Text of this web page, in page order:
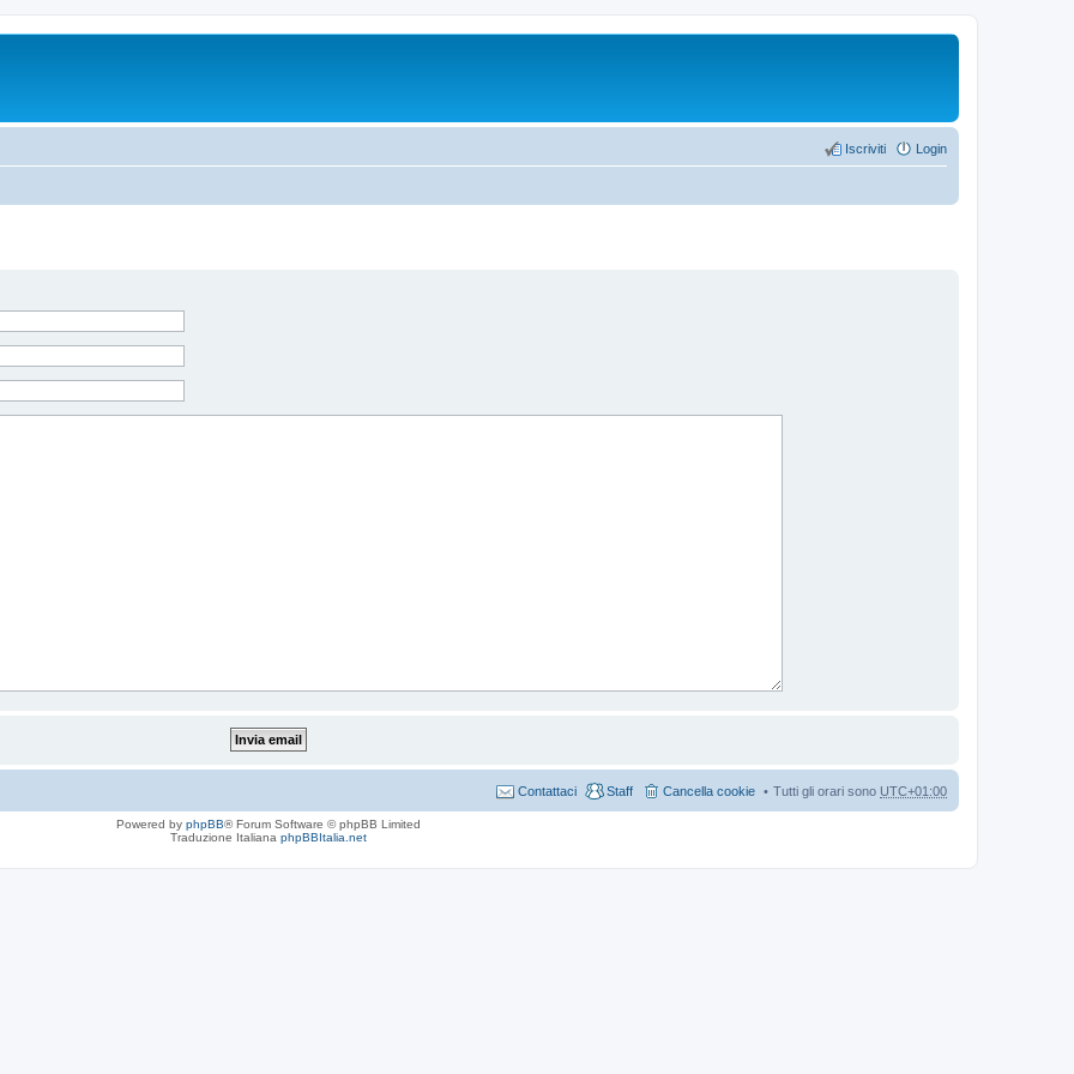
Login
Iscriviti
Tutti gli orari sono UTC+01:00
Cancella cookie
Staff
Contattaci
Powered by phpBB® Forum Software © phpBB Limited
Traduzione Italiana phpBBItalia.net